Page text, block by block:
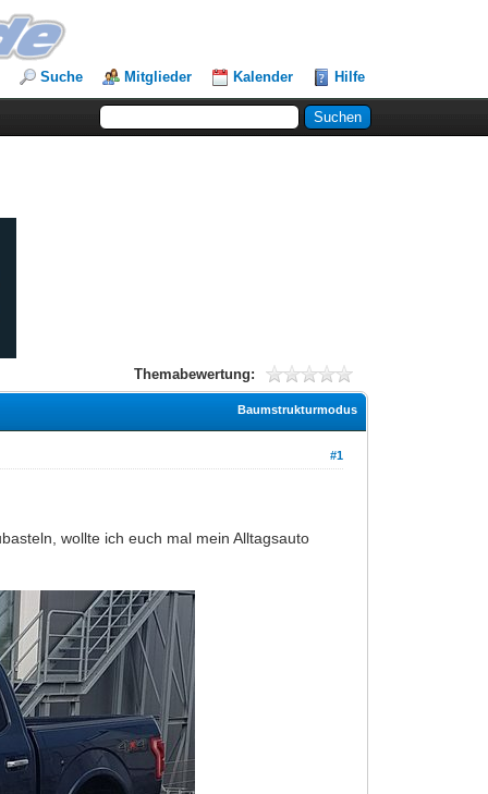
Suche Mitglieder Kalender Hilfe
Themabewertung:
Baumstrukturmodus
#1
wollte ich euch mal mein Alltagsauto